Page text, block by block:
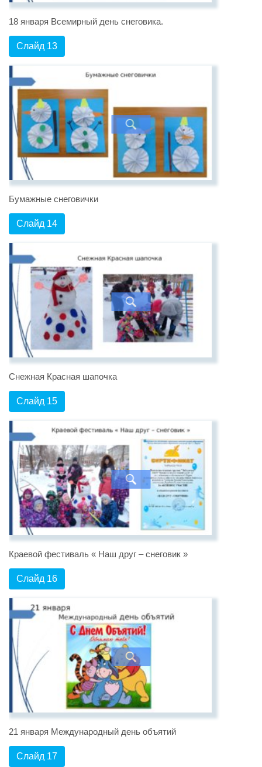
18 января Всемирный день снеговика.
Слайд 13
Бумажные снеговички
Слайд 14
Снежная Красная шапочка
Слайд 15
Краевой фестиваль « Наш друг – снеговик »
Слайд 16
21 января Международный день объятий
Слайд 17